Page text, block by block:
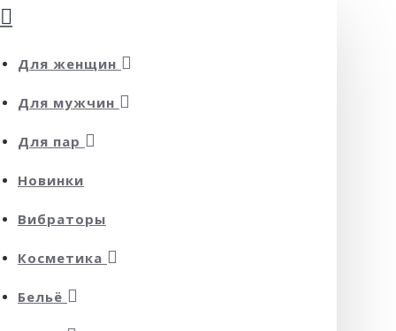
Для женщин
Для мужчин
Для пар
Новинки
Вибраторы
Косметика
Бельё